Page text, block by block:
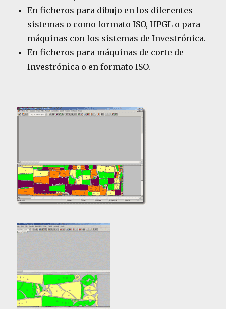
En ficheros para dibujo en los diferentes
sistemas o como formato ISO, HPGL o para
máquinas con los sistemas de Investrónica.
En ficheros para máquinas de corte de
Investrónica o en formato ISO.